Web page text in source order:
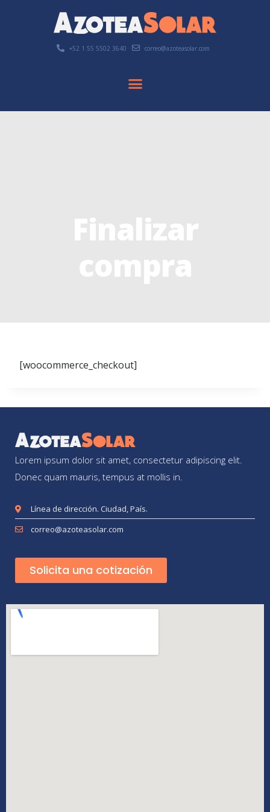
+52 1 55 5502 3640 correo@azoteasolar.com
[woocommerce_checkout]
Lorem ipsum dolor sit amet, consectetur adipiscing elit.
Donec quam mauris, tempus at mollis in.
Línea de dirección. Ciudad, País.
correo@azoteasolar.com
Solicita una cotización